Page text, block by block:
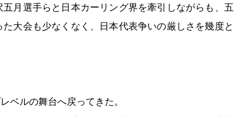
月選手らと日本カーリング界を牽引しながらも、五
大会も少なくなく、日本代表争いの厳しさを幾度と
ベルの舞台へ戻ってきた。